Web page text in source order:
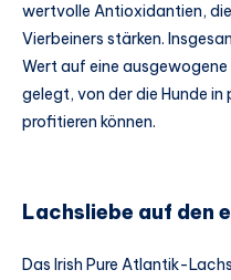
wertvolle Antioxidantien,
Vierbeiners stärken.
Wert auf eine
gelegt, von der die Hunde
profitieren können.
Lachsliebe auf den
Das Irish Pure Atlantik-